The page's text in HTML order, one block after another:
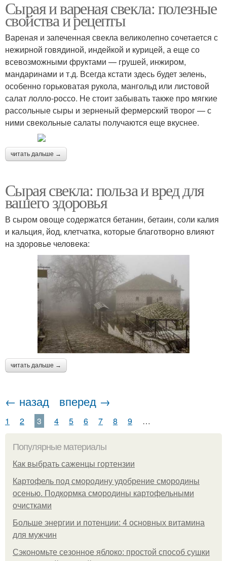
Сырая и вареная свекла: полезные
свойства и рецепты
Вареная и запеченная свекла великолепно сочетается с
нежирной говядиной, индейкой и курицей, а еще со
всевозможными фруктами — грушей, инжиром,
мандаринами и т.д. Всегда кстати здесь будет зелень,
особенно горьковатая рукола, мангольд или листовой
салат лолло-россо. Не стоит забывать также про мягкие
рассольные сыры и зерненый фермерский творог — с
ними свекольные салаты получаются еще вкуснее.
читать дальше →
Сырая свекла: польза и вред для
вашего здоровья
В сыром овоще содержатся бетанин, бетаин, соли калия
и кальция, йод, клетчатка, которые благотворно влияют
на здоровье человека:
читать дальше →
← назад вперед →
1 2 3 4 5 6 7 8 9 …
Популярные материалы
Как выбрать саженцы гортензии
Картофель под смородину удобрение смородины
осенью. Подкормка смородины картофельными
очистками
Больше энергии и потенции: 4 основных витамина
для мужчин
Сэкономьте сезонное яблоко: простой способ сушки